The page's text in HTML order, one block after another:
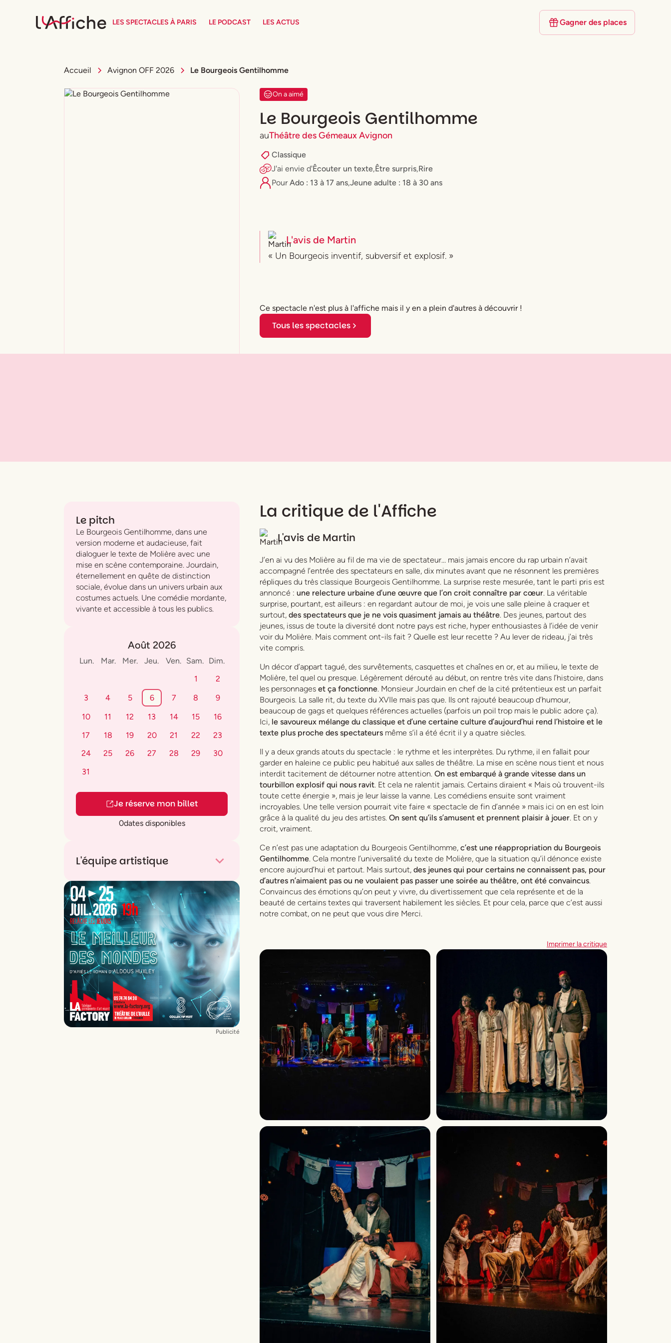
LES SPECTACLES À PARIS LE PODCAST LES ACTUS Gagner des places
Accueil Avignon OFF 2026 Le Bourgeois Gentilhomme
On a aimé
Le Bourgeois Gentilhomme
auThéâtre des Gémeaux Avignon
Classique
J'ai envie d'Êcouter un texte,Être surpris,Rire
PourAdo : 13 à 17 ans,⁠Jeune adulte : 18 à 30 ans
L'avis de Martin
« Un Bourgeois inventif, subversif et explosif. »
Ce spectacle n'est plus à l'affiche mais il y en a plein d'autres à découvrir !
Tous les spectacles
Le pitch
Le Bourgeois Gentilhomme, dans une
version moderne et audacieuse, fait
dialoguer le texte de Molière avec une
mise en scène contemporaine. Jourdain,
éternellement en quête de distinction
sociale, évolue dans un univers urbain aux
costumes actuels. Une comédie mordante,
vivante et accessible à tous les publics.
Août 2026
Lun. Mar. Mer. Jeu. Ven. Sam. Dim.
1
2
3
4 5 6 7 8
9
10
11 12 13 14 15
16
17
18 19 20 21 22
23
24
25 26 27 28 29
30
31
Je réserve mon billet
0dates disponibles
L'équipe artistique
Jean-Baptiste PoquelinditMolière:
Auteur
Anissa Allali: Metteur en scène
Francis Bolela: Metteur en scène
Meziane Bella: Comédien
Doralice Aberrane
: Comédien
Aristote Matondo: Comédien
Bakary Sissoko : Comédien
Divine Mboyo: Comédien
Charifa Ali: Comédien
Lamine Yall Kane
: Comédien
Billy Malesa: Comédien
Adam Abdo: Comédien
Publicité
La critique de l'Affiche
L'avis de Martin
J’en ai vu des Molière au fil de ma vie de spectateur… mais jamais encore du rap urbain n’avait
accompagné l’entrée des spectateurs en salle, dix minutes avant que ne résonnent les premières
répliques du très classique Bourgeois Gentilhomme. La surprise reste mesurée, tant le parti pris est
annoncé : une relecture urbaine d’une œuvre que l’on croit connaître par cœur. La véritable
surprise, pourtant, est ailleurs : en regardant autour de moi, je vois une salle pleine à craquer et
surtout, des spectateurs que je ne vois quasiment jamais au théâtre. Des jeunes, partout des
jeunes, issus de toute la diversité dont notre pays est riche, hyper enthousiastes à l’idée de venir
voir du Molière. Mais comment ont-ils fait ? Quelle est leur recette ? Au lever de rideau, j’ai très
vite compris.
Un décor d’appart tagué, des survêtements, casquettes et chaînes en or, et au milieu, le texte de
Molière, tel quel ou presque. Légèrement dérouté au début, on rentre très vite dans l’histoire, dans
les personnages et ça fonctionne. Monsieur Jourdain en chef de la cité prétentieux est un parfait
Bourgeois. La salle rit, du texte du XVIIe mais pas que. Ils ont rajouté beaucoup d’humour,
beaucoup de gags et quelques références actuelles (parfois un poil trop mais le public adore ça).
Ici, le savoureux mélange du classique et d’une certaine culture d’aujourd’hui rend l’histoire et le
texte plus proche des spectateurs même s’il a été écrit il y a quatre siècles.
Il y a deux grands atouts du spectacle : le rythme et les interprètes. Du rythme, il en fallait pour
garder en haleine ce public peu habitué aux salles de théâtre. La mise en scène nous tient et nous
interdit tacitement de détourner notre attention. On est embarqué à grande vitesse dans un
tourbillon explosif qui nous ravit. Et cela ne ralentit jamais. Certains diraient « Mais où trouvent-ils
toute cette énergie », mais je leur laisse la vanne. Les comédiens ensuite sont vraiment
incroyables. Une telle version pourrait vite faire « spectacle de fin d’année » mais ici on en est loin
grâce à la qualité du jeu des artistes. On sent qu’ils s’amusent et prennent plaisir à jouer. Et on y
croit, vraiment.
Ce n’est pas une adaptation du Bourgeois Gentilhomme, c’est une réappropriation du Bourgeois
Gentilhomme. Cela montre l’universalité du texte de Molière, que la situation qu’il dénonce existe
encore aujourd’hui et partout. Mais surtout, des jeunes qui pour certains ne connaissent pas, pour
d’autres n’aimaient pas ou ne voulaient pas passer une soirée au théâtre, ont été convaincus.
Convaincus des émotions qu’on peut y vivre, du divertissement que cela représente et de la
beauté de certains textes qui traversent habilement les siècles. Et pour cela, parce que c’est aussi
notre combat, on ne peut que vous dire Merci.
Imprimer la critique